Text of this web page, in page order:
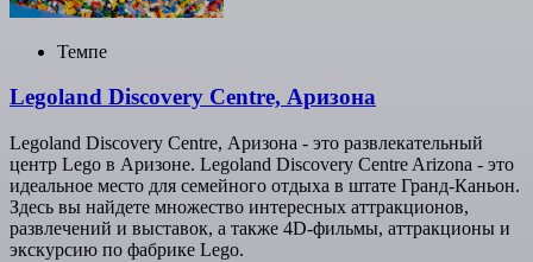
Темпе
Legoland Discovery Centre, Аризона
Legoland Discovery Centre, Аризона - это развлекательный
центр Lego в Аризоне. Legoland Discovery Centre Arizona - это
идеальное место для семейного отдыха в штате Гранд-Каньон.
Здесь вы найдете множество интересных аттракционов,
развлечений и выставок, а также 4D-фильмы, аттракционы и
экскурсию по фабрике Lego.